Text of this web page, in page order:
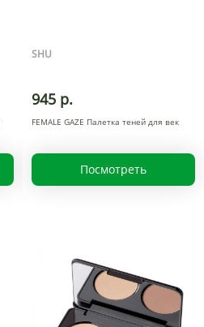
SHU
945 р.
FEMALE GAZE Палетка теней для век
Посмотреть